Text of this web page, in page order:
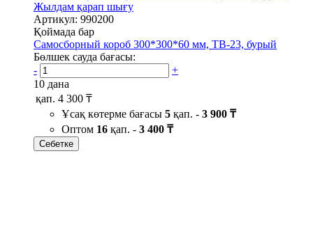
Жылдам қарап шығу
Артикул: 990200
Қоймада бар
Самосборный короб 300*300*60 мм, TB-23, бурый
Бөлшек сауда бағасы:
-
+
10 дана
қап. 4 300 ₸
Ұсақ көтерме бағасы 5 қап. - 3 900 ₸
Оптом 16 қап. - 3 400 ₸
Себетке